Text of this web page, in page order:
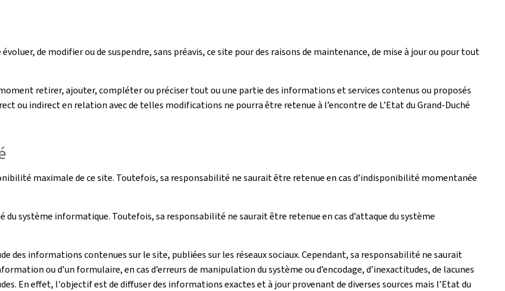
de modifier ou de suspendre, sans préavis, ce site pour des raisons de maintenance, de mise à jour ou pour tout
retirer, ajouter, compléter ou préciser tout ou une partie des informations et services contenus ou proposés
ou indirect en relation avec de telles modifications ne pourra être retenue à l’encontre de L’Etat du Grand-Duché
maximale de ce site. Toutefois, sa responsabilité ne saurait être retenue en cas d’indisponibilité momentanée
du système informatique. Toutefois, sa responsabilité ne saurait être retenue en cas d’attaque du système
des informations contenues sur le site, publiées sur les réseaux sociaux. Cependant, sa responsabilité ne saurait
ou d’un formulaire, en cas d’erreurs de manipulation du système ou d’encodage, d’inexactitudes, de lacunes
En effet, l'objectif est de diffuser des informations exactes et à jour provenant de diverses sources mais l’Etat du